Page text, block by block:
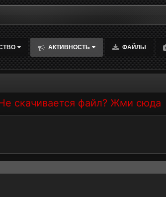
АКТИВНОСТЬ ФАЙЛЫ
скачивается файл? Жми сюда